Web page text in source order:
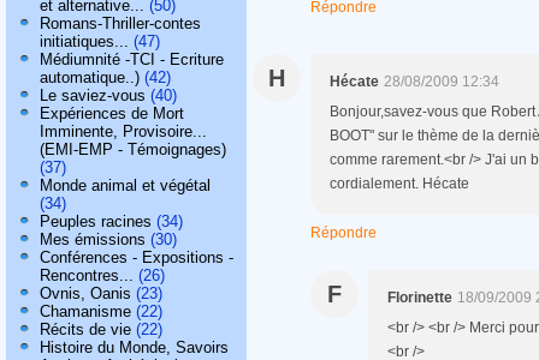
et alternative... (50)
Romans-Thriller-contes
initiatiques... (47)
Médiumnité -TCI - Ecriture
automatique..) (42)
Le saviez-vous (40)
Expériences de Mort
Imminente, Provisoire...
(EMI-EMP - Témoignages)
(37)
Monde animal et végétal
(34)
Peuples racines (34)
Mes émissions (30)
Conférences - Expositions -
Rencontres... (26)
Ovnis, Oanis (23)
Chamanisme (22)
Récits de vie (22)
Histoire du Monde, Savoirs
Répondre
H Hécate 28/08/2009 12:34
Bonjour,savez-vous que
BOOT" sur le thème de la
comme rarement.<br /> J'ai un
cordialement. Hécate
Répondre
F Florinette 18/09/2009
<br /> <br /> Merci
<br />